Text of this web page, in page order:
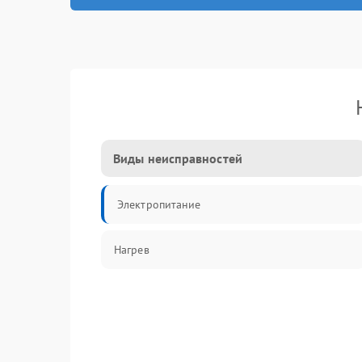
Виды неисправностей
Электропитание
Нагрев